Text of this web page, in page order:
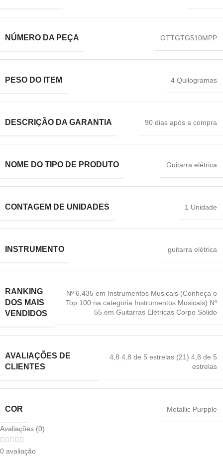
NÚMERO DA PEÇA GTTGTG510MPP
PESO DO ITEM 4 Quilogramas
DESCRIÇÃO DA GARANTIA 90 dias após a compra
NOME DO TIPO DE PRODUTO Guitarra elétrica
CONTAGEM DE UNIDADES 1 Unidade
INSTRUMENTO guitarra elétrica
RANKING
DOS MAIS
VENDIDOS
Nº 6.435 em Instrumentos Musicais (Conheça o
Top 100 na categoria Instrumentos Musicais) Nº
55 em Guitarras Elétricas Corpo Sólido
AVALIAÇÕES DE
CLIENTES
4,8 4,8 de 5 estrelas (21) 4,8 de 5
estrelas
COR Metallic Purpple
Avaliações (0)
0 avaliação